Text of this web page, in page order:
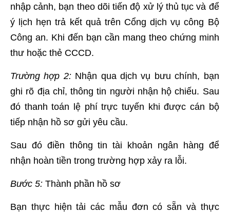
nhập cảnh, bạn theo dõi tiến độ xử lý thủ tục và để
ý lịch hẹn trả kết quả trên Cổng dịch vụ công Bộ
Công an. Khi đến bạn cần mang theo chứng minh
thư hoặc thẻ CCCD.
Trường hợp 2:Nhận qua dịch vụ bưu chính, bạn
ghi rõ địa chỉ, thông tin người nhận hộ chiếu. Sau
đó thanh toán lệ phí trực tuyến khi được cán bộ
tiếp nhận hồ sơ gửi yêu cầu.
Sau đó điền thông tin tài khoản ngân hàng để
nhận hoàn tiền trong trường hợp xảy ra lỗi.
Bước 5: Thành phần hồ sơ
Bạn thực hiện tải các mẫu đơn có sẵn và thực